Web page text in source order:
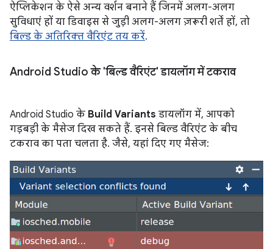
ऐप्लिकेशन के ऐसे अन्य वर्शन बनाने हैं जिनमें अलग-अलग
सुविधाएं हों या डिवाइस से जुड़ी अलग-अलग ज़रूरी शर्तें हों, तो
बिल्ड के अतिरिक्त वैरिएंट तय करें.
Android Studio के 'बिल्ड वैरिएंट' डायलॉग में टकराव
Android Studio के Build Variants डायलॉग में, आपको
गड़बड़ी के मैसेज दिख सकते हैं. इनसे बिल्ड वैरिएंट के बीच
टकराव का पता चलता है. जैसे, यहां दिए गए मैसेज: